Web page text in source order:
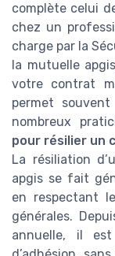
complète celui
chez un
charge par la
la mutuelle
votre contrat
permet
nombreux
pour résilier un
La résiliation
apgis se fait
en respectant
générales.
annuelle, il